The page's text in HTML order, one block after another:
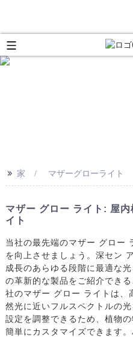
>> 家 マザーグローライト
マザー グロー ライト: 屋
イト
当社の最先端のマザー グロー
を向上させましょう。深セン
成長のあらゆる段階に最適な
の革新的な製品をご紹介でき
社のマザー グロー ライトは、
然光に近いフルスペクトルの
設定を調整できるため、植物
簡単にカスタマイズできます